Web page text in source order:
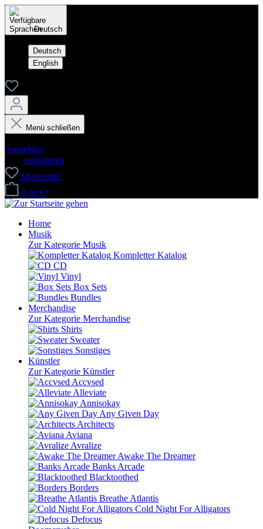
Deutsch
Deutsch
English
Menü schließen
Anmelden
registrieren
Merkzettel
0,00 €*
Home
Musik
Zur Kategorie Musik
Kompletter Katalog
CD
Vinyl
Box Sets
Bundles
Merchandise
Zur Kategorie Merchandise
Shirts
Sweater
Sonstiges
Künstler
Zur Kategorie Künstler
Accvsed
Alleviate
Annisokay
Any Given Day
Architects
Aviana
Avralize
Awake The Dreamer
Banks Arcade
Blacktoothed
Borders
Breathe Atlantis
Cold Night For Alligators
Defocus